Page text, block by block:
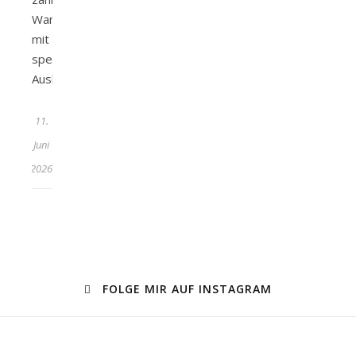
Wanderwege
mit
spektakulären
Ausblicken…
11.
Juni
2026
FOLGE MIR AUF INSTAGRAM